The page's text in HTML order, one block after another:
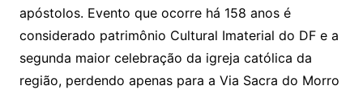
apóstolos. Evento que ocorre há 158 anos é
considerado patrimônio Cultural Imaterial do DF e a
segunda maior celebração da igreja católica da
região, perdendo apenas para a Via Sacra do Morro